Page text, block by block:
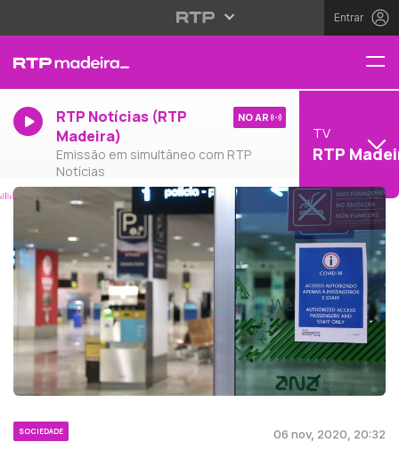
Entrar
RTP Notícias (RTP
Madeira)
Emissão em simultâneo com RTP
Notícias
NO AR
TV
RTP
SOCIEDADE 06 nov, 2020, 20:32